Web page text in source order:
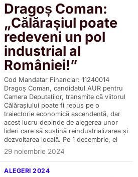
Dragoș Coman:
„Călărașiul poate
redeveni un pol
industrial al
României!”
Cod Mandatar Financiar: 11240014
Dragoș Coman, candidatul AUR pentru
Camera Deputaților, transmite că viitorul
Călărașiului poate fi repus pe o
traiectorie economică ascendentă, dar
acest lucru depinde de alegerea unor
lideri care să susțină reindustrializarea și
dezvoltarea locală. Pe 1 decembrie, el
29 noiembrie 2024
ALEGERI 2024